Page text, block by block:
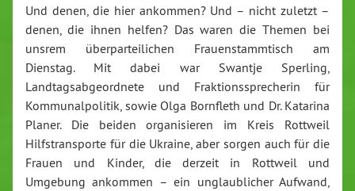
Und denen, die hier ankommen? Und – nicht zuletzt –
denen, die ihnen helfen? Das waren die Themen bei
unsrem überparteilichen Frauenstammtisch am
Dienstag. Mit dabei war Swantje Sperling,
Landtagsabgeordnete und Fraktionssprecherin für
Kommunalpolitik, sowie Olga Bornfleth und Dr. Katarina
Planer. Die beiden organisieren im Kreis Rottweil
Hilfstransporte für die Ukraine, aber sorgen auch für die
Frauen und Kinder, die derzeit in Rottweil und
Umgebung ankommen – ein unglaublicher Aufwand,